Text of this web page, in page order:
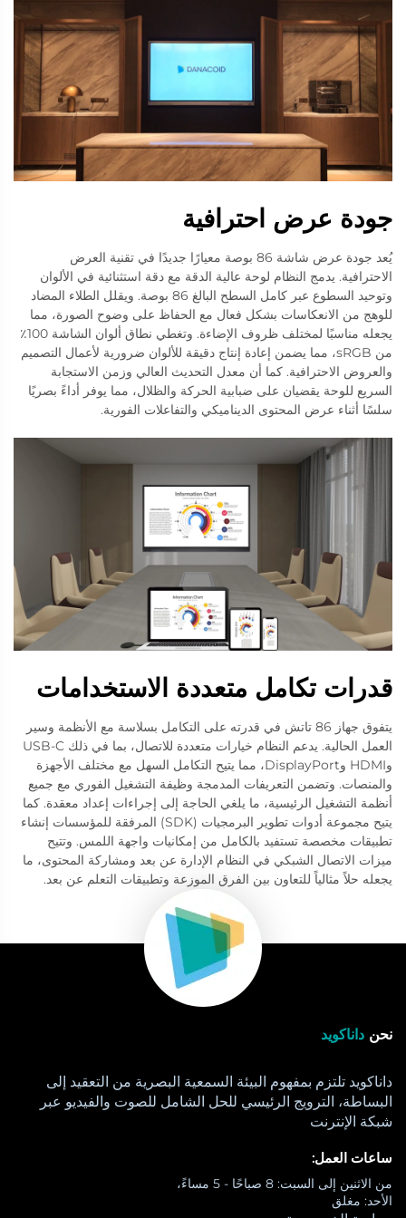
جودة عرض احترافية
يُعد جودة عرض شاشة 86 بوصة معيارًا جديدًا في تقنية العرض
الاحترافية. يدمج النظام لوحة عالية الدقة مع دقة استثنائية في الألوان
وتوحيد السطوع عبر كامل السطح البالغ 86 بوصة. ويقلل الطلاء المضاد
للوهج من الانعكاسات بشكل فعال مع الحفاظ على وضوح الصورة، مما
يجعله مناسبًا لمختلف ظروف الإضاءة. وتغطي نطاق ألوان الشاشة 100٪
من sRGB، مما يضمن إعادة إنتاج دقيقة للألوان ضرورية لأعمال التصميم
والعروض الاحترافية. كما أن معدل التحديث العالي وزمن الاستجابة
السريع للوحة يقضيان على ضبابية الحركة والظلال، مما يوفر أداءً بصريًا
سلسًا أثناء عرض المحتوى الديناميكي والتفاعلات الفورية.
قدرات تكامل متعددة الاستخدامات
يتفوق جهاز 86 تاتش في قدرته على التكامل بسلاسة مع الأنظمة وسير
العمل الحالية. يدعم النظام خيارات متعددة للاتصال، بما في ذلك USB-C
وHDMI وDisplayPort، مما يتيح التكامل السهل مع مختلف الأجهزة
والمنصات. وتضمن التعريفات المدمجة وظيفة التشغيل الفوري مع جميع
أنظمة التشغيل الرئيسية، ما يلغي الحاجة إلى إجراءات إعداد معقدة. كما
يتيح مجموعة أدوات تطوير البرمجيات (SDK) المرفقة للمؤسسات إنشاء
تطبيقات مخصصة تستفيد بالكامل من إمكانيات واجهة اللمس. وتتيح
ميزات الاتصال الشبكي في النظام الإدارة عن بعد ومشاركة المحتوى، ما
يجعله حلاً مثالياً للتعاون بين الفرق الموزعة وتطبيقات التعلم عن بعد.
نحن داناكويد
داناكويد تلتزم بمفهوم البيئة السمعية البصرية من التعقيد إلى
البساطة، الترويج الرئيسي للحل الشامل للصوت والفيديو عبر
شبكة الإنترنت
ساعات العمل:
من الاثنين إلى السبت: 8 صباحًا - 5 مساءً،
الأحد: مغلق